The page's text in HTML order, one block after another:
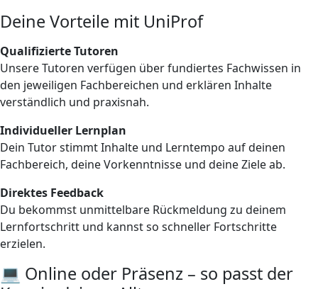
Deine Vorteile mit UniProf
Qualifizierte Tutoren
Unsere Tutoren verfügen über fundiertes Fachwissen in
den jeweiligen Fachbereichen und erklären Inhalte
verständlich und praxisnah.
Individueller Lernplan
Dein Tutor stimmt Inhalte und Lerntempo auf deinen
Fachbereich, deine Vorkenntnisse und deine Ziele ab.
Direktes Feedback
Du bekommst unmittelbare Rückmeldung zu deinem
Lernfortschritt und kannst so schneller Fortschritte
erzielen.
💻 Online oder Präsenz – so passt der